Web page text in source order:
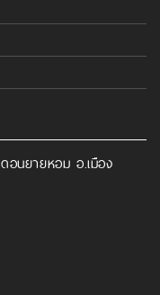
อนยายหอม อ.เมือง